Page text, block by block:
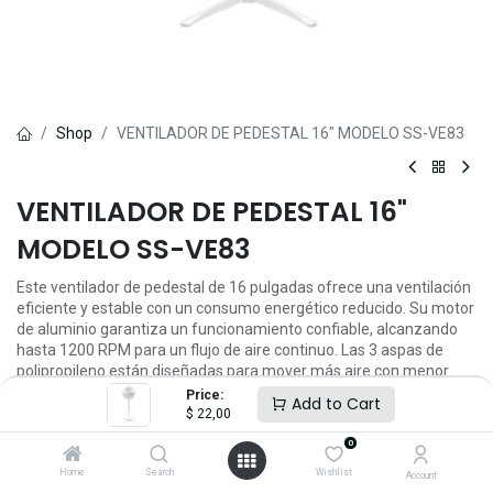
Price:
$ 22,00 Add to Cart
Home Search
0
Wishlist Account
Shop VENTILADOR DE PEDESTAL 16" MODELO SS-VE83
VENTILADOR DE PEDESTAL 16"
MODELO SS-VE83
Este ventilador de pedestal de 16 pulgadas ofrece una ventilación
eficiente y estable con un consumo energético reducido. Su motor
de aluminio garantiza un funcionamiento confiable, alcanzando
hasta 1200 RPM para un flujo de aire continuo. Las 3 aspas de
polipropileno están diseñadas para mover más aire con menor
ruido, mientras que sus 3 velocidades te permiten ajustar la
intensidad según tu comodidad.
Con una altura de 1.2 metros y una base amplia de 60×60 cm,
brinda excelente estabilidad. Su parrilla tipo malla y cable de 1.5
metros con enchufe VDE aseguran mayor seguridad y facilidad de